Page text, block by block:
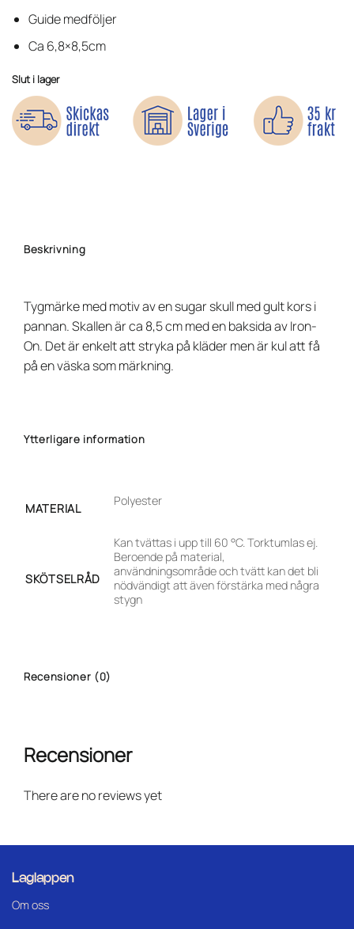
Guide medföljer
Ca 6,8×8,5cm
Slut i lager
Beskrivning
Tygmärke med motiv av en sugar skull med gult kors i
pannan. Skallen är ca 8,5 cm med en baksida av Iron-
On. Det är enkelt att stryka på kläder men är kul att få
på en väska som märkning.
Ytterligare information
MATERIAL
Polyester
SKÖTSELRÅD
Kan tvättas i upp till 60 °C. Torktumlas ej.
Beroende på material,
användningsområde och tvätt kan det bli
nödvändigt att även förstärka med några
stygn
Recensioner (0)
Recensioner
There are no reviews yet
Laglappen
Om oss